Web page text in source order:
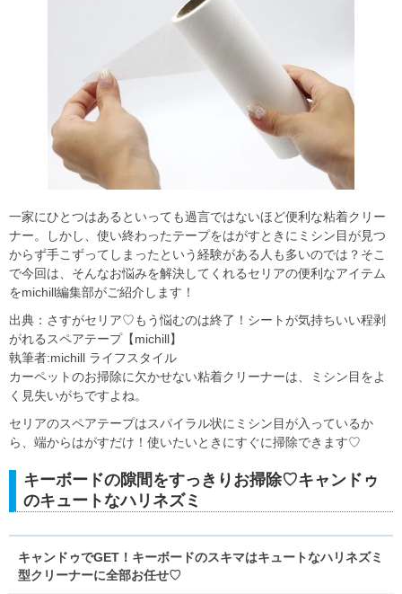
一家にひとつはあるといっても過言ではないほど便利な粘着クリー
ナー。しかし、使い終わったテープをはがすときにミシン目が見つ
からず手こずってしまったという経験がある人も多いのでは？そこ
で今回は、そんなお悩みを解決してくれるセリアの便利なアイテム
をmichill編集部がご紹介します！
出典：さすがセリア♡もう悩むのは終了！シートが気持ちいい程剥
がれるスペアテープ【michill】
執筆者:michill ライフスタイル
カーペットのお掃除に欠かせない粘着クリーナーは、ミシン目をよ
く見失いがちですよね。
セリアのスペアテープはスパイラル状にミシン目が入っているか
ら、端からはがすだけ！使いたいときにすぐに掃除できます♡
キーボードの隙間をすっきりお掃除♡キャンドゥ
のキュートなハリネズミ
キャンドゥでGET！キーボードのスキマはキュートなハリネズミ
型クリーナーに全部お任せ♡